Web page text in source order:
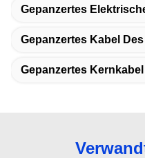
Gepanzertes
Gepanzertes Kabel
Gepanzertes